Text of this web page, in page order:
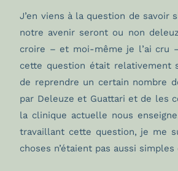
J’en viens à la question de savoir
notre avenir seront ou non
croire – et moi-même je l’ai cru
cette question était relativement
de reprendre un certain nombre
par Deleuze et Guattari et de les
la clinique actuelle nous
travaillant cette question, je me
choses n’étaient pas aussi simples